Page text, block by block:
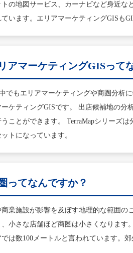
トの地図サービス、カーナビなど身近
います。エリアマーケティングGISも
アマーケティングGISって
でもエリアマーケティングや商圏分析
ーケティングGISです。 出店候補地の
うことができます。 TerraMapシリーズ
トになっています。
ってなんですか？
商業施設が影響を及ぼす地理的な範囲
、小さな店舗ほど商圏は小さくなります
では数100メートルと言われています。